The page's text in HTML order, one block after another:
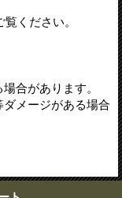
覧ください。
合があります。
メージがある場合